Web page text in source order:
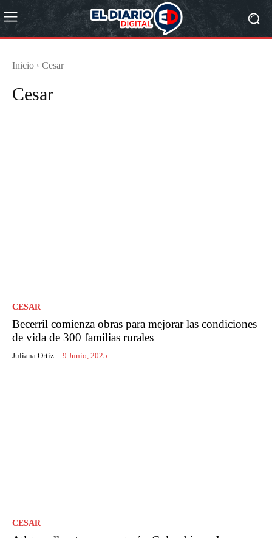
Inicio Cesar
Cesar
CESAR
Becerril comienza obras para mejorar las condiciones
de vida de 300 familias rurales
Juliana Ortiz - 9 Junio, 2025
CESAR